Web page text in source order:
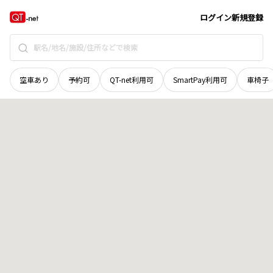
ログイン新規登録
空車あり 予約可 QT-net利用可 SmartPay利用可 車椅子
福井県